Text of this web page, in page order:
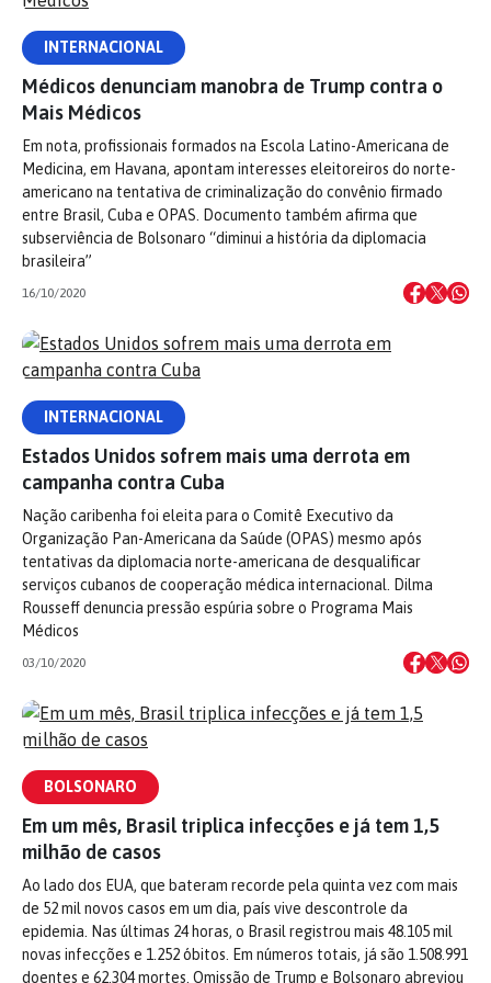
INTERNACIONAL
Médicos denunciam manobra de Trump contra o
Mais Médicos
Em nota, profissionais formados na Escola Latino-Americana de
Medicina, em Havana, apontam interesses eleitoreiros do norte-
americano na tentativa de criminalização do convênio firmado
entre Brasil, Cuba e OPAS. Documento também afirma que
subserviência de Bolsonaro “diminui a história da diplomacia
brasileira”
16/10/2020
INTERNACIONAL
Estados Unidos sofrem mais uma derrota em
campanha contra Cuba
Nação caribenha foi eleita para o Comitê Executivo da
Organização Pan-Americana da Saúde (OPAS) mesmo após
tentativas da diplomacia norte-americana de desqualificar
serviços cubanos de cooperação médica internacional. Dilma
Rousseff denuncia pressão espúria sobre o Programa Mais
Médicos
03/10/2020
BOLSONARO
Em um mês, Brasil triplica infecções e já tem 1,5
milhão de casos
Ao lado dos EUA, que bateram recorde pela quinta vez com mais
de 52 mil novos casos em um dia, país vive descontrole da
epidemia. Nas últimas 24 horas, o Brasil registrou mais 48.105 mil
novas infecções e 1.252 óbitos. Em números totais, já são 1.508.991
doentes e 62.304 mortes. Omissão de Trump e Bolsonaro abreviou